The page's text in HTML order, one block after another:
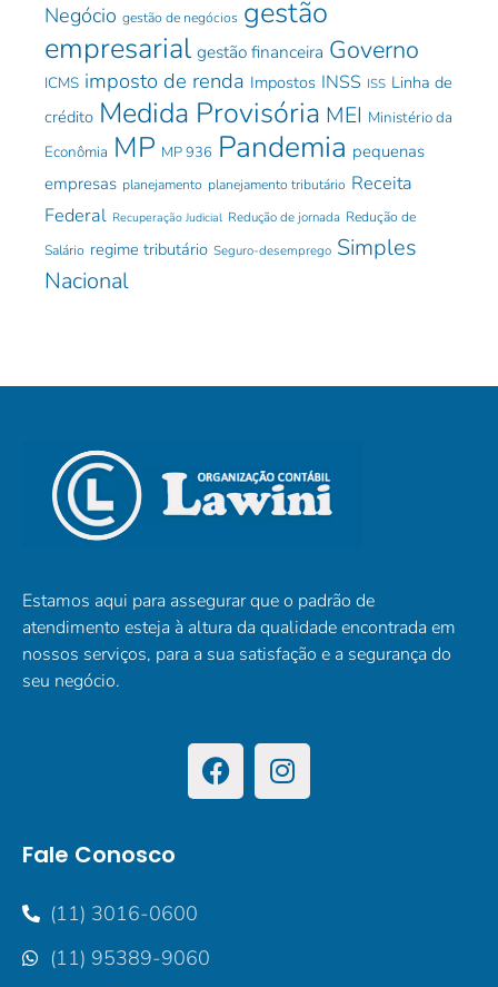
Negócio gestão de negócios gestão
empresarial gestão financeira Governo
ICMS imposto de renda Impostos INSS ISS Linha de
crédito Medida Provisória MEI Ministério da
Econômia MP MP 936 Pandemia pequenas
empresas planejamento planejamento tributário Receita
Federal Recuperação Judicial Redução de jornada Redução de
Salário regime tributário Seguro-desemprego Simples
Nacional
Estamos aqui para assegurar que o padrão de
atendimento esteja à altura da qualidade encontrada em
nossos serviços, para a sua satisfação e a segurança do
seu negócio.
Fale Conosco
(11) 3016-0600
(11) 95389-9060